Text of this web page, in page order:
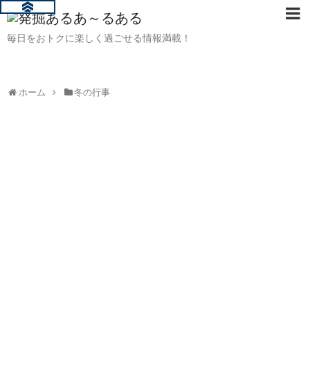
毎日をおトクに楽しく過ごせる情報満載！
ホーム 冬の行事